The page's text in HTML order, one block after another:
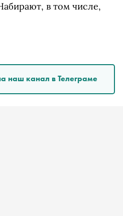
в том числе,
наш канал в Телеграме